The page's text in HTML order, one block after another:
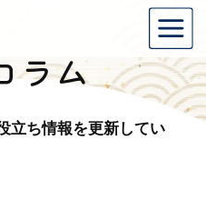
ラム
立ち情報を更新してい